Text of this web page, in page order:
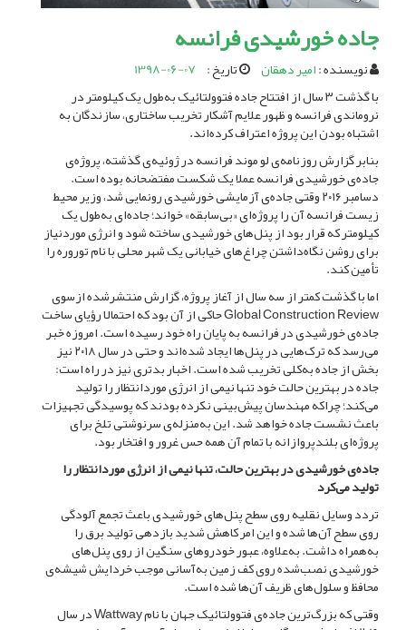
جاده خورشیدی فرانسه
نویسنده :امیر دهقان تاریخ : 1398-06-07
با گذشت ۳ سال از افتتاح جاده فتوولتائیک به‌طول یک کیلومتر در
نروماندی فرانسه و ظهور علایم آشکار تخریب ساختاری، سازندگان به
اشتباه بودن این پروژه اعتراف کرده‌‌اند.
بنابر گزارش روزنامه‌‌ی لو موند فرانسه در ژوئیه‌‌ی گذشته، پروژه‌‌ی
جاده‌‌ی خورشیدی فرانسه عملا یک شکست مفتضحانه بوده است.
دسامبر ۲۰۱۶ وقتی جاده‌‌ی آزمایشی خورشیدی رونمایی شد، وزیر محیط
زیست فرانسه آن را پروژه‌‌ای «بی‌‌سابقه» خواند؛ جاده‌‌ای به‌‌طول یک
کیلومتر که قرار بود از پنل‌‌های خورشیدی ساخته شود و انرژی موردنیاز
برای روشن نگاه‌‌داشتن چراغ‌‌های خیابانی یک شهر محلی با نام توروره را
تأمین کند.
اما با گذشت کمتر از سه سال از آغاز پروژه، گزارش منتشرشده ازسوی
Global Construction Review حاکی از آن بود که احتمالا رؤیای ساخت
جاده‌‌ی خورشیدی در فرانسه به پایان راه خود رسیده است. امروزه خبر
می‌رسد که ترک‌‌هایی در پنل‌‌ها ایجاد شده‌اند و حتی در سال ۲۰۱۸ نیز
بخش از جاده به‌‌کلی تخریب شده است. اخبار بدتری نیز در راه است:
جاده‌‌ در بهترین حالت خود تنها نیمی از انرژی موردانتظار را تولید
می‌کند؛ چراکه مهندسان پیش‌بینی نکرده بودند که پوسیدگی تجهیزات
باعث نشست جاده خواهد شد. این به‌‌منزله‌‌ی سرنوشتی تلخ برای
پروژه‌‌‌‌ای بلندپروازانه با تمام آن همه حس غرور و افتخار بود.
جاده‌‌‌ی خورشیدی در بهترین حالت، تنها نیمی از انرژی موردانتظار را
تولید می‌کرد
تردد وسایل نقلیه روی سطح پنل‌‌های خورشیدی باعث تجمع آلودگی
روی سطح آن‌‌ها شده و این امر کاهش شدید بازدهی تولید برق را
به‌‌همراه داشت. به‌‌علاوه، عبور خودروهای سنگین از روی پنل‌‌های
خورشیدی نصب‌‌شده روی کف زمین به‌‌آسانی موجب خردایش شیشه‌‌ی
محافظ و سلول‌‌های ظریف آن‌‌ها شده است.
وقتی که بزرگ‌ترین جاده‌‌ی فتوولتائیک جهان با نام Wattway در سال